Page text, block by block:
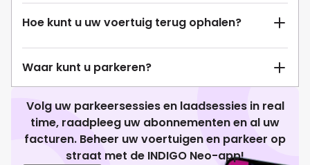
Hoe kunt u uw voertuig terug ophalen?
Waar kunt u parkeren?
Volg uw parkeersessies en laadsessies in real
time, raadpleeg uw abonnementen en al uw
facturen. Beheer uw voertuigen en parkeer op
straat met de INDIGO Neo-app!